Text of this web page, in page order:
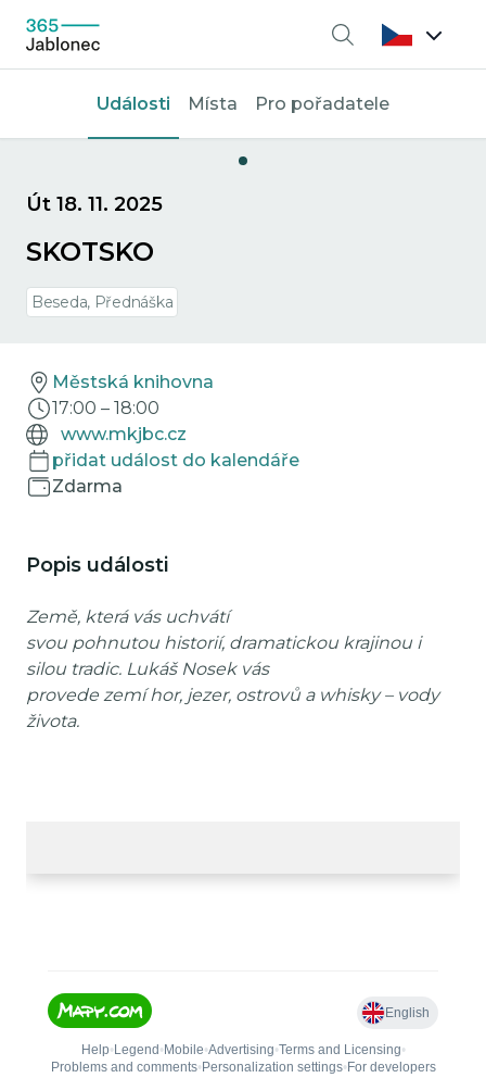
Vyhledávání
Události Místa Pro pořadatele
Út 18. 11. 2025
SKOTSKO
Beseda, Přednáška
Městská knihovna
17:00 – 18:00
www.mkjbc.cz
přidat událost do kalendáře
Zdarma
Popis události
Země, která vás uchvátí
svou pohnutou historií, dramatickou krajinou i
silou tradic. Lukáš Nosek vás
provede zemí hor, jezer, ostrovů a whisky – vody
života.